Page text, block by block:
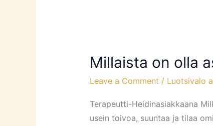
Millaista on olla
Leave a Comment / Luotsivalo
Terapeutti-Heidinasiakkaana
usein toivoa, suuntaa ja tilaa
Millaista
olla
asiakkaanani?